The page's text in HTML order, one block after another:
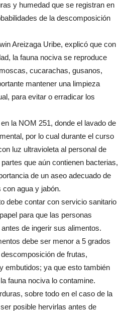
y humedad que se registran en
de la descomposición
Areizaga Uribe, explicó que con
la fauna nociva se reproduce
cucarachas, gusanos,
mantener una limpieza
para evitar o erradicar los
la NOM 251, donde el lavado de
por lo cual durante el curso
luz ultravioleta al personal de
que aún contienen bacterias,
de un aseo adecuado de
con agua y jabón.
debe contar con servicio sanitario
para que las personas
de ingerir sus alimentos.
debe ser menor a 5 grados
de frutas,
embutidos; ya que esto también
fauna nociva lo contamine.
sobre todo en el caso de la
posible hervirlas antes de